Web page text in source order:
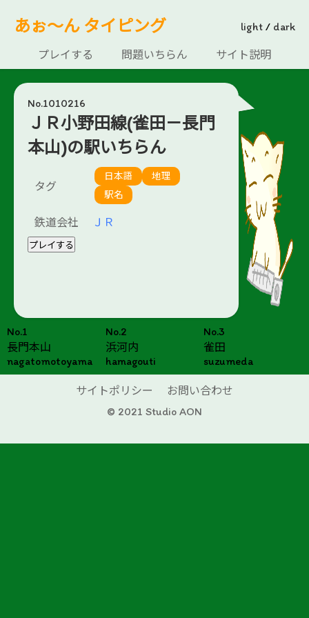
あぉ～ん タイピング light / dark
プレイする 問題いちらん サイト説明
No.1010216
ＪＲ小野田線(雀田－長門
本山)の駅いちらん
タグ
日本語
地理
駅名
鉄道会社 ＪＲ
プレイする
No.1
長門本山
nagatomotoyama
No.2
浜河内
hamagouti
No.3
雀田
suzumeda
サイトポリシー
お問い合わせ
© 2021 Studio AON